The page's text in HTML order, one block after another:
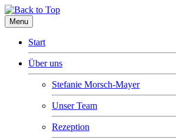
Menu
Start
Über uns
Stefanie Morsch-Mayer
Unser Team
Rezeption